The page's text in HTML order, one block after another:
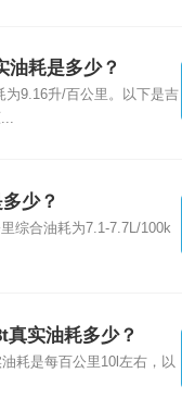
油耗是多少？
为9.16升/百公里。以下是吉
少？
综合油耗为7.1-7.7L/100k
实油耗多少？
耗是每百公里10l左右，以